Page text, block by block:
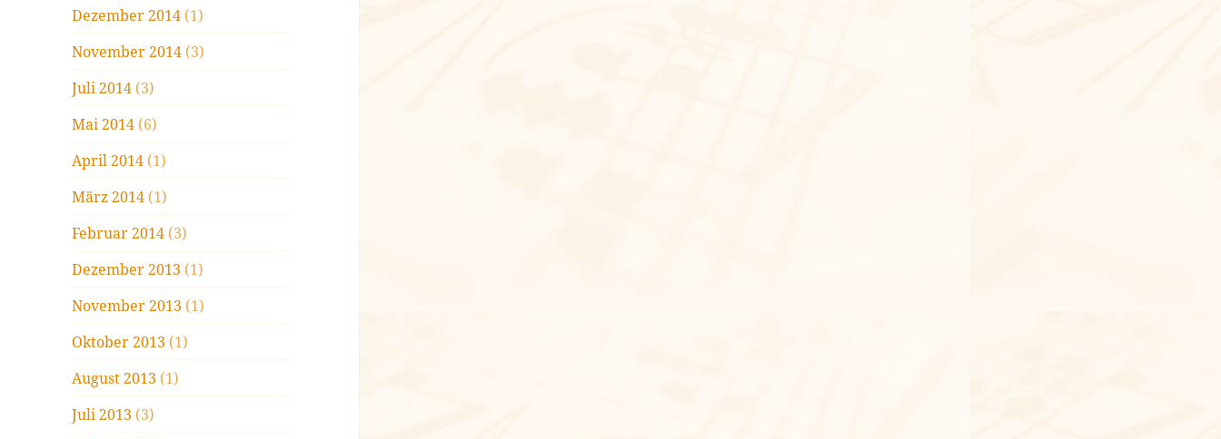
Dezember 2014 (1)
November 2014 (3)
Juli 2014 (3)
Mai 2014 (6)
April 2014 (1)
März 2014 (1)
Februar 2014 (3)
Dezember 2013 (1)
November 2013 (1)
Oktober 2013 (1)
August 2013 (1)
Juli 2013 (3)